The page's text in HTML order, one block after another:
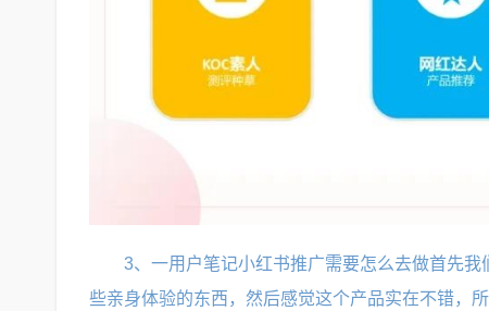
3、一用户笔记小红书推广需要怎么去做首先
些亲身体验的东西，然后感觉这个产品实在不错，